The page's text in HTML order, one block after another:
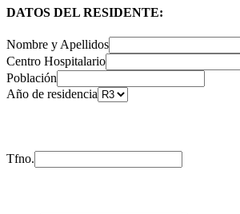
DATOS DEL RESIDENTE:
Nombre y Apellidos
Centro Hospitalario
Población
Año de residencia
Tfno.